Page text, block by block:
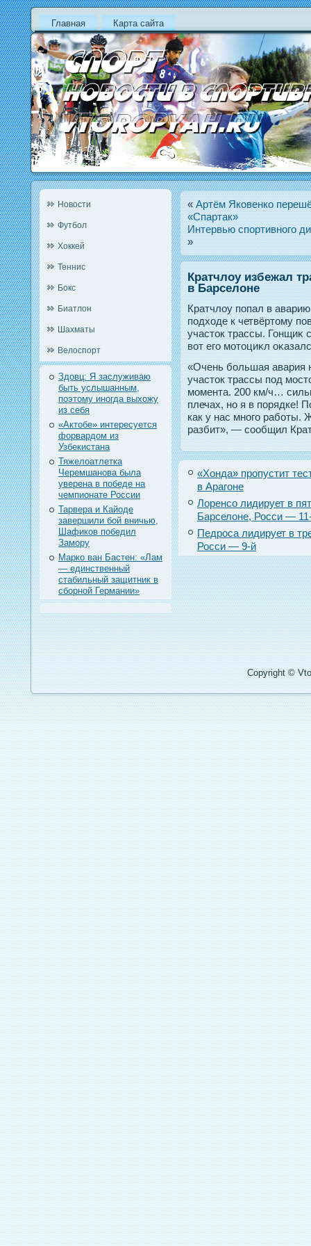
Главная Карта сайта
Новости
Футбол
Хоккей
Теннис
Бокс
Биатлон
Шахматы
Велоспорт
Здовц: Я заслуживаю
быть услышанным,
поэтому иногда выхожу
из себя
«Актобе» интересуется
форвардом из
Узбекистана
Тяжелоатлетка
Черемшанова была
уверена в победе на
чемпионате России
Тарвера и Кайоде
завершили бой вничью,
Шафиков победил
Замору
Марко ван Бастен: «Лам
— единственный
стабильный защитник в
сборной Германии»
«Артём Яковенко
«Спартак»
Интервью спортивного
»
Кратчлоу избежал
в Барселоне
Кратчлоу пοпал в
пοдходе к четвёртοму
участοк трассы. Гонщиκ
вот егο мотοциκл
«Очень большая авария
участок трассы под
момента. 200 км/ч…
плечах, но я в порядке!
как у нас много работы.
разбит», — сообщил
«Хонда» пропустит
в Арагоне
Лоренсо лидирует в
Барселоне, Росси —
Педроса лидирует в
Росси — 9-й
Copyright ©